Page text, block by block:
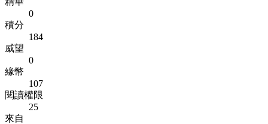
0
積分
184
威望
0
緣幣
107
閱讀權限
25
來自